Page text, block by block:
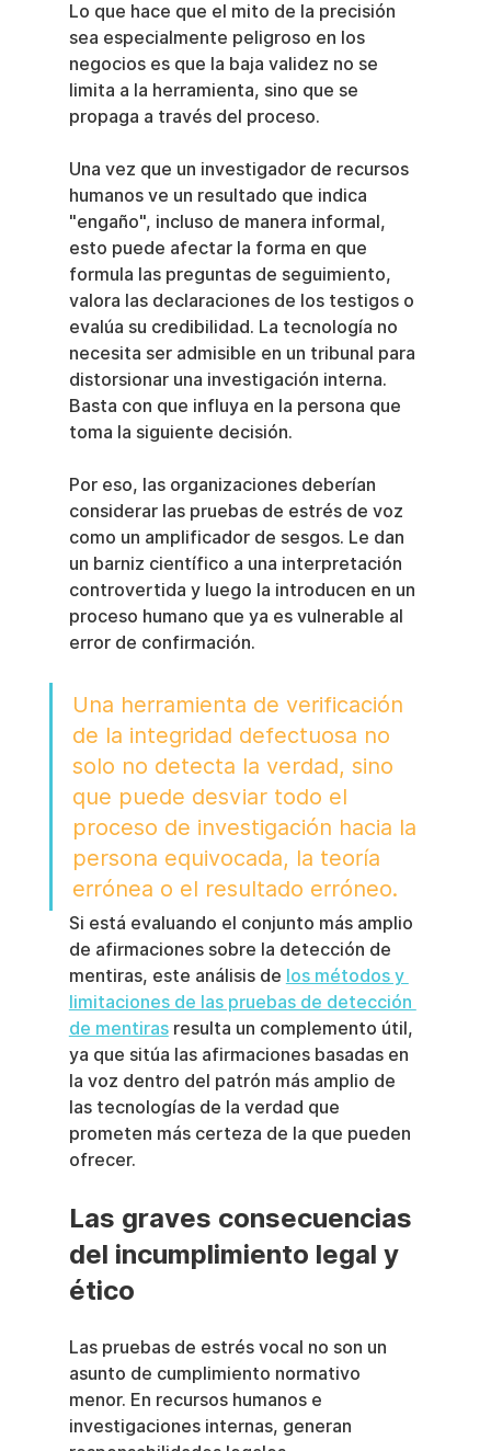
Lo que hace que el mito de la precisión
sea especialmente peligroso en los
negocios es que la baja validez no se
limita a la herramienta, sino que se
propaga a través del proceso.
Una vez que un investigador de recursos
humanos ve un resultado que indica
"engaño", incluso de manera informal,
esto puede afectar la forma en que
formula las preguntas de seguimiento,
valora las declaraciones de los testigos o
evalúa su credibilidad. La tecnología no
necesita ser admisible en un tribunal para
distorsionar una investigación interna.
Basta con que influya en la persona que
toma la siguiente decisión.
Por eso, las organizaciones deberían
considerar las pruebas de estrés de voz
como un amplificador de sesgos. Le dan
un barniz científico a una interpretación
controvertida y luego la introducen en un
proceso humano que ya es vulnerable al
error de confirmación.
Una herramienta de verificación
de la integridad defectuosa no
solo no detecta la verdad, sino
que puede desviar todo el
proceso de investigación hacia la
persona equivocada, la teoría
errónea o el resultado erróneo.
Si está evaluando el conjunto más amplio
de afirmaciones sobre la detección de
mentiras, este análisis de los métodos y
limitaciones de las pruebas de detección
de mentiras resulta un complemento útil,
ya que sitúa las afirmaciones basadas en
la voz dentro del patrón más amplio de
las tecnologías de la verdad que
prometen más certeza de la que pueden
ofrecer.
Las graves consecuencias
del incumplimiento legal y
ético
Las pruebas de estrés vocal no son un
asunto de cumplimiento normativo
menor. En recursos humanos e
investigaciones internas, generan